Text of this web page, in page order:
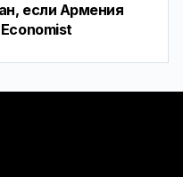
если Армения